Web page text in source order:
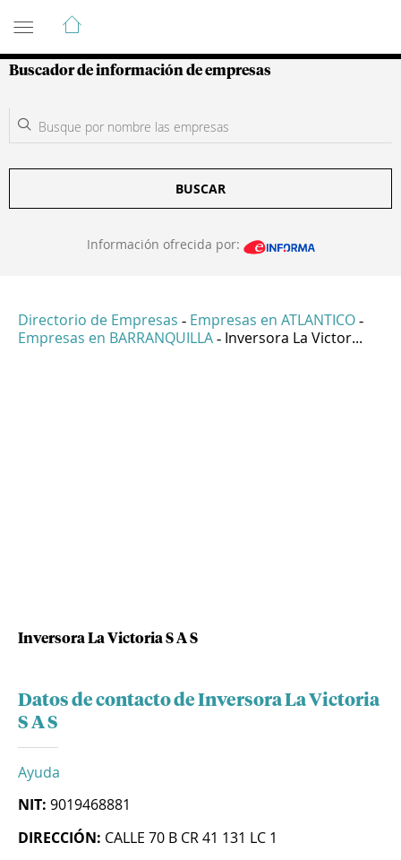
Guía de Empresas Colombianas
Buscador de información de empresas
BUSCAR
Información ofrecida por:
Directorio de Empresas - Empresas en ATLANTICO -
Empresas en BARRANQUILLA - Inversora La Victor...
Inversora La Victoria S A S
Datos de contacto de Inversora La Victoria
S A S
Ayuda
NIT: 9019468881
DIRECCIÓN: CALLE 70 B CR 41 131 LC 1